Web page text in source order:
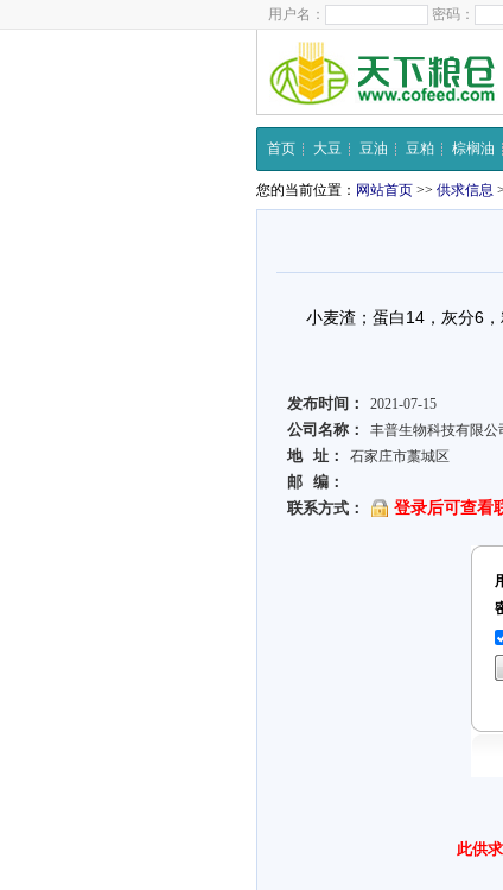
用户名： 密码：
首页 大豆 豆油 豆粕 棕榈油
您的当前位置： 网站首页 >> 供求信息
小麦渣；蛋白14，灰分6
发布时间： 2021-07-15
公司名称： 丰普生物科技有限公
地 址： 石家庄市藁城区
邮 编：
联系方式：
登录后可查看
此供